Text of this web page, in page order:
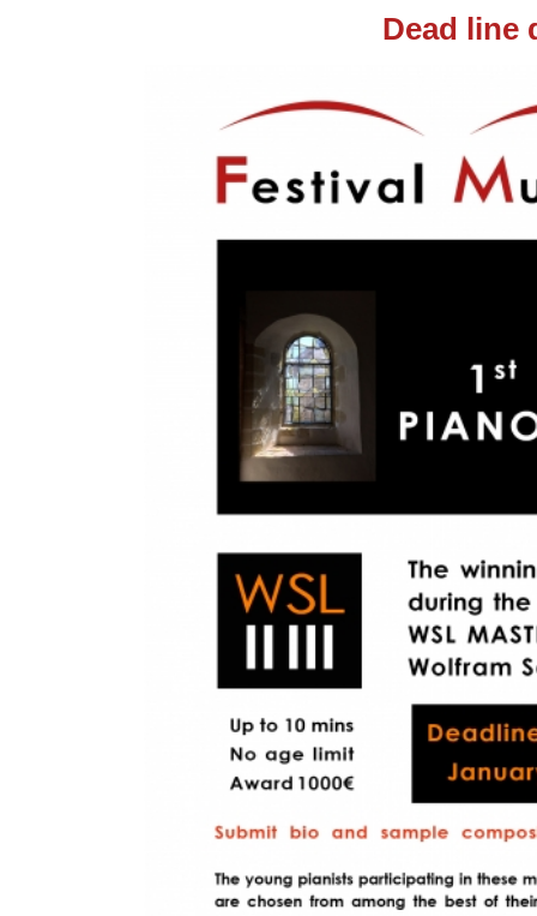
Dead line